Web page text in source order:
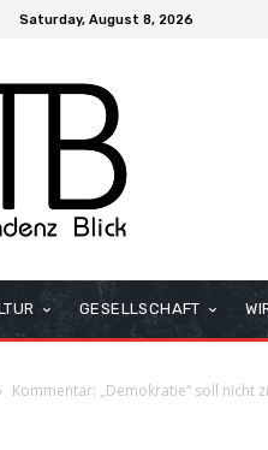
Saturday, August 8, 2026
GESELLSCHAFT
Kommentar: „Demokratie“ soll nicht